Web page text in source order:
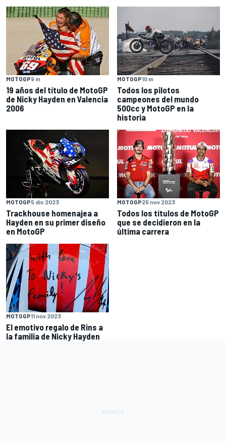
MOTOGP9 m
19 años del título de MotoGP
de Nicky Hayden en Valencia
2006
MOTOGP10 m
Todos los pilotos
campeones del mundo
500cc y MotoGP en la
historia
MOTOGP5 dic 2023
Trackhouse homenajea a
Hayden en su primer diseño
en MotoGP
MOTOGP25 nov 2023
Todos los títulos de MotoGP
que se decidieron en la
última carrera
MOTOGP11 nov 2023
El emotivo regalo de Rins a
la familia de Nicky Hayden